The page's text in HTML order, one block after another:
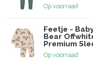
Op voorraad
Feetje -
Bear
Premium
Op voorraad